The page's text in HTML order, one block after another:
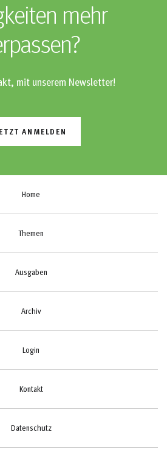
mehr
mit unserem Newsletter!
ANMELDEN
Home
Themen
Ausgaben
Archiv
Login
Kontakt
Datenschutz